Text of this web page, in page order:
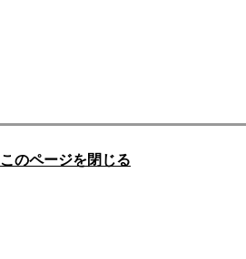
このページを閉じる